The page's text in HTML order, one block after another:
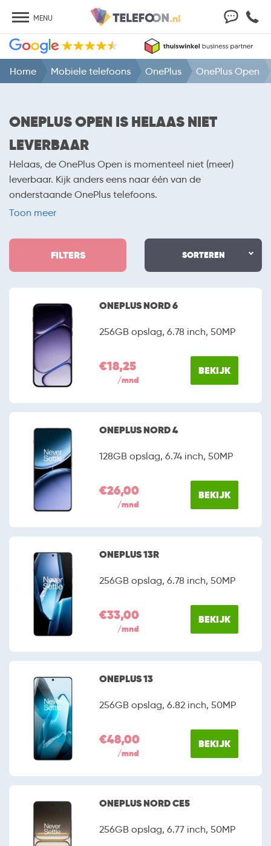
MENU
Home Mobiele telefoons OnePlus OnePlus Open
ONEPLUS OPEN IS HELAAS NIET
LEVERBAAR
Helaas, de OnePlus Open is momenteel niet (meer)
leverbaar. Kijk anders eens naar één van de
onderstaande OnePlus telefoons.
Toon meer
SORTEREN
FILTERS
ONEPLUS NORD 6
256GB opslag, 6.78 inch, 50MP
€18,25
/mnd
BEKIJK
ONEPLUS NORD 4
128GB opslag, 6.74 inch, 50MP
€26,00
/mnd
BEKIJK
ONEPLUS 13R
256GB opslag, 6.78 inch, 50MP
€33,00
/mnd
BEKIJK
ONEPLUS 13
256GB opslag, 6.82 inch, 50MP
€48,00
/mnd
BEKIJK
ONEPLUS NORD CE5
256GB opslag, 6.77 inch, 50MP